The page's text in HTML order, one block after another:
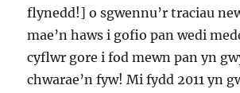
flynedd!] o sgwennu’r traciau
mae’n haws i gofio pan wedi
cyflwr gore i fod mewn pan yn
chwarae’n fyw! Mi fydd 2011 yn